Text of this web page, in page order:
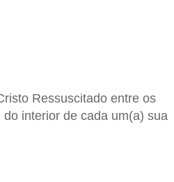
Ressuscitado entre os
interior de cada um(a) sua